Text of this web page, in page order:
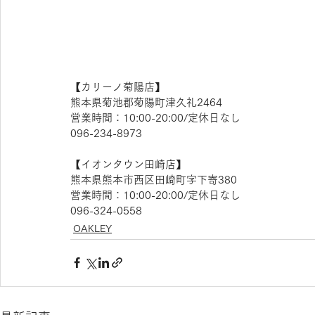
【​カリーノ菊陽店】
熊本県菊池郡菊陽町津久礼2464
営業時間：10:00-20:00/定休日なし
096-234-8973
【​イオンタウン田崎店】
熊本県熊本市西区田崎町字下寄380
営業時間：10:00-20:00/定休日なし
096-324-0558
OAKLEY